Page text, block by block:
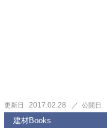
更新日 2017.02.28 公開日
建材Books